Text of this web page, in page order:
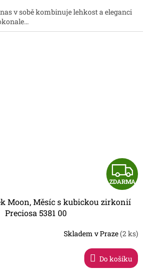
v sobě kombinuje lehkost a eleganci
Z
D
R
ZDARMA
Moon, Měsíc s kubickou zirkonií
Preciosa 5381 00
Skladem v Praze(2 ks)
Do košíku